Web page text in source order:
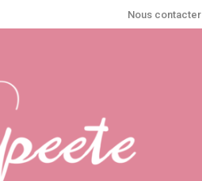
Nous contacter